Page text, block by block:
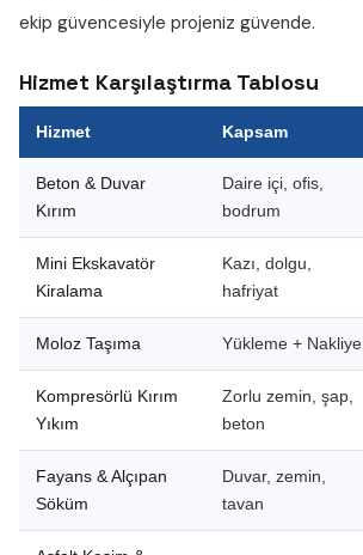
ekip güvencesiyle projeniz güvende.
Hizmet Karşılaştırma Tablosu
Hizmet Kapsam
Beton & Duvar
Kırım
Daire içi, ofis,
bodrum
Mini Ekskavatör
Kiralama
Kazı, dolgu,
hafriyat
Moloz Taşıma Yükleme + Nakliye
Kompresörlü Kırım
Yıkım
Zorlu zemin, şap,
beton
Fayans & Alçıpan
Söküm
Duvar, zemin,
tavan